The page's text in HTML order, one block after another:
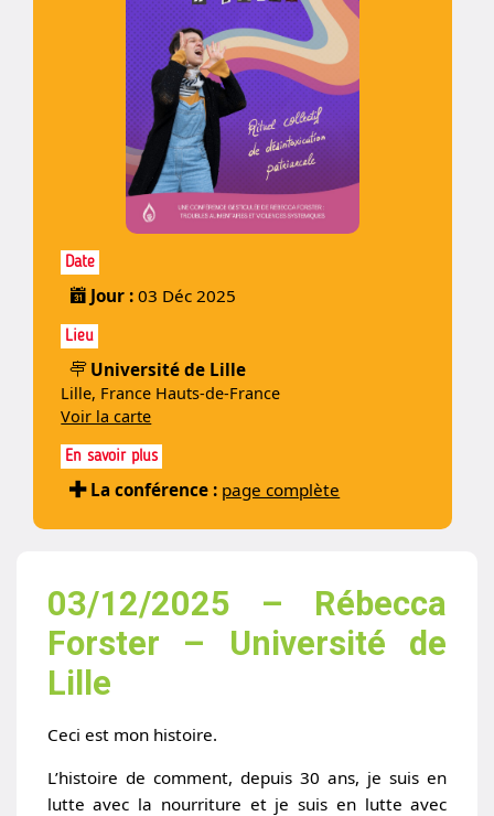
Date
Jour :03 Déc 2025
Lieu
Université de Lille
Lille, France Hauts-de-France
Voir la carte
En savoir plus
La conférence : page complète
03/12/2025 – Rébecca
Forster – Université de
Lille
Ceci est mon histoire.
L’histoire de comment, depuis 30 ans, je suis en
lutte avec la nourriture et je suis en lutte avec